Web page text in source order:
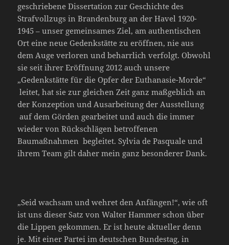
geschriebene Dissertation zur Geschichte des
Strafvollzugs in Brandenburg an der Havel 1920-
1945 – unser gemeinsames Ziel, am authentischen
Ort eine neue Gedenkstätte zu eröffnen, nie aus
dem Auge verloren und beharrlich verfolgt. Obwohl
sie seit ihrer Eröffnung 2012 auch unsere
„Gedenkstätte für die Opfer der Euthanasie-Morde“
leitet, hat sie zur gleichen Zeit ganz maßgeblich an
der Konzeption und Ausarbeitung der Ausstellung
auf dem Görden gearbeitet und auch die immer
wieder von Rückschlägen betroffenen
Baumaßnahmen begleitet. Sylvia de Pasquale und
ihrem Team gilt daher mein ganz besonderer Dank.
„Seid wachsam und wehret den Anfängen!“, wie oft
ist uns dieser Satz von Walter Hammer schon über
die Lippen gekommen. Er ist heute aktueller denn
je. Mit einer Partei im deutschen Bundestag, in